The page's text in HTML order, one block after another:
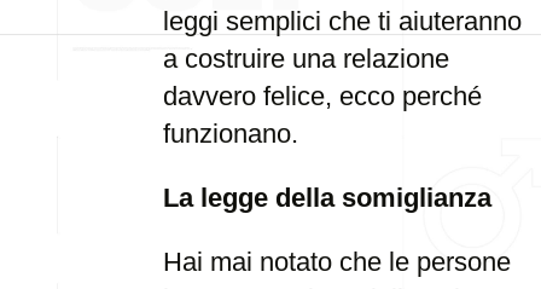
leggi semplici che ti aiuteranno
a costruire una relazione
davvero felice, ecco perché
funzionano.
La legge della somiglianza
Hai mai notato che le persone